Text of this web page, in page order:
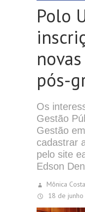
Polo
pós-
Os
Gestão
Gestão
cadastrar
pelo site
Edson
Mônica Costa
18 de